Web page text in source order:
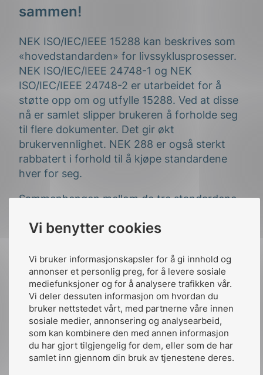
Vi benytter cookies
Vi bruker informasjonskapsler for å gi innhold og
annonser et personlig preg, for å levere sosiale
mediefunksjoner og for å analysere trafikken vår.
Vi deler dessuten informasjon om hvordan du
bruker nettstedet vårt, med partnerne våre innen
sosiale medier, annonsering og analysearbeid,
som kan kombinere den med annen informasjon
du har gjort tilgjengelig for dem, eller som de har
samlet inn gjennom din bruk av tjenestene deres.
sammen!
NEK ISO/IEC/IEEE 15288 kan beskrives som
«hovedstandarden» for livssyklusprosesser.
NEK ISO/IEC/IEEE 24748-1 og NEK
ISO/IEC/IEEE 24748-2 er utarbeidet for å
støtte opp om og utfylle 15288. Ved at disse
nå er samlet slipper brukeren å forholde seg
til flere dokumenter. Det gir økt
brukervennlighet. NEK 288 er også sterkt
rabbatert i forhold til å kjøpe standardene
hver for seg.
Sammenhengen mellom de tre standardene
Area NEK ISO/IEC/
Process definitions
Systems
common
Life cycle concepts Summary